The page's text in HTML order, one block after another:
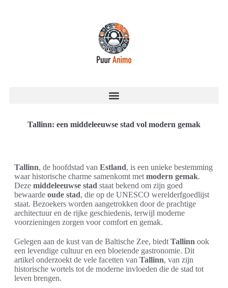
Tallinn: een middeleeuwse stad vol modern gemak
Tallinn, de hoofdstad van Estland, is een unieke bestemming
waar historische charme samenkomt met modern gemak.
Deze middeleeuwse stad staat bekend om zijn goed
bewaarde oude stad, die op de UNESCO werelderfgoedlijst
staat. Bezoekers worden aangetrokken door de prachtige
architectuur en de rijke geschiedenis, terwijl moderne
voorzieningen zorgen voor comfort en gemak.
Gelegen aan de kust van de Baltische Zee, biedt Tallinn ook
een levendige cultuur en een bloeiende gastronomie. Dit
artikel onderzoekt de vele facetten van Tallinn, van zijn
historische wortels tot de moderne invloeden die de stad tot
leven brengen.